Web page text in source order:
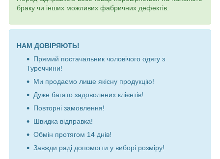
браку чи інших можливих фабричних дефектів.
НАМ ДОВІРЯЮТЬ!
Прямий постачальник чоловічого одягу з
Туреччини!
Ми продаємо лише якісну продукцію!
Дуже багато задоволених клієнтів!
Повторні замовлення!
Швидка відправка!
Обмін протягом 14 днів!
Завжди раді допомогти у виборі розміру!